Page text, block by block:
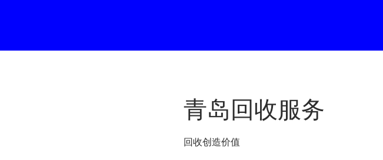
青岛回收服务
回收创造价值